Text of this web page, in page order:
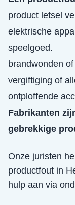
product letsel
elektrische
speelgoed.
brandwonden
vergiftiging of
ontploffende
Fabrikanten
gebrekkige
Onze juristen
productfout in
hulp aan via